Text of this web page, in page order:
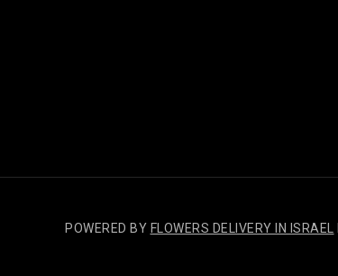
POWERED BY FLOWERS DELIVERY IN ISRAEL